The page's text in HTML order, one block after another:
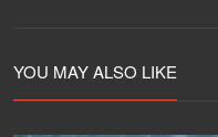
YOU MAY ALSO LIKE